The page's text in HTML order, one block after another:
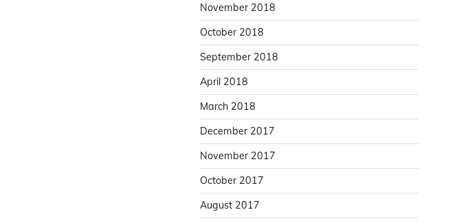
November 2018
October 2018
September 2018
April 2018
March 2018
December 2017
November 2017
October 2017
August 2017